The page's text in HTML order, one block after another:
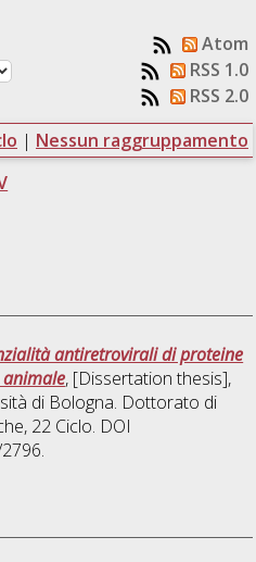
Atom
RSS 1.0
RSS 2.0
| Nessun raggruppamento
antiretrovirali di proteine
, [Dissertation thesis],
di Bologna. Dottorato di
, 22 Ciclo. DOI